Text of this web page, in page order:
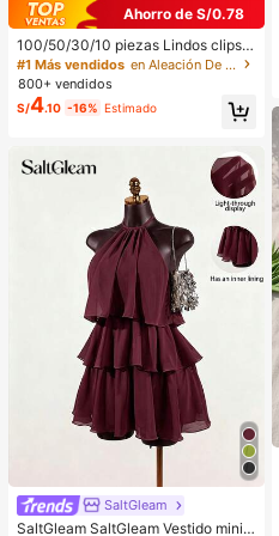
Ahorro de S/0.78
100/50/30/10 piezas Lindos clips d
e estrella de cinco puntas estilo Y2
K, clips de cabello coloridos, acces
orios básicos para el cabello - Adec
uados para niñas, uso diario en la e
#1 Más vendidos
en Aleación De Hierro Accesorios para el cabello d
800+ vendidos
S/4.10 -16% Estimado
SaltGleam
SaltGleam SaltGleam Vestido mini e